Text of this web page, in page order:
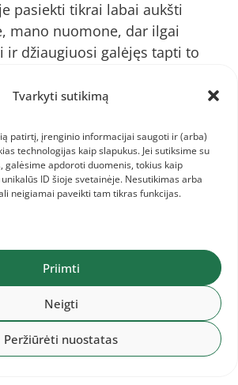
Tvarkyti sutikimą
patirtį, įrenginio informacijai saugoti ir (arba)
technologijas kaip slapukus. Jei sutiksime su
galėsime apdoroti duomenis, tokius kaip
ID šioje svetainėje. Nesutikimas arba
neigiamai paveikti tam tikras funkcijas.
Priimti
Neigti
Peržiūrėti nuostatas
pasiekti tikrai labai aukšti
mano nuomone, dar ilgai
ir džiaugiuosi galėjęs tapti to
galėtų nebūti. Vis tiek esu
kuri turės daug įtakos
startuose ateityje.“
Lietuvos 19-mečių rekordą.
2015 metais vertinu tikrai
kad savo amžiaus
esu tarp dešimties geriausių
maksimaliai save